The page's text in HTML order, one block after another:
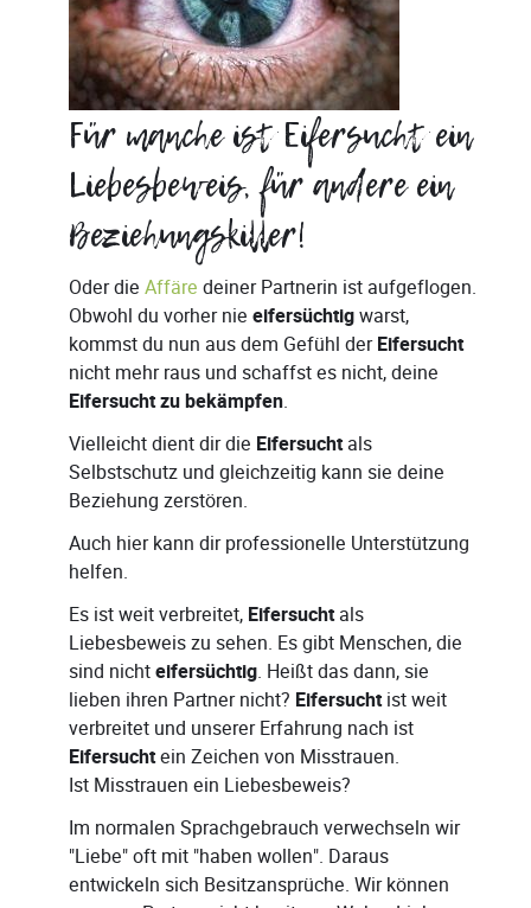
Für manche ist Eifersucht ein
Liebesbeweis, für andere ein
Beziehungskiller!
Oder die Affäre deiner Partnerin ist aufgeflogen.
Obwohl du vorher nie eifersüchtigwarst,
kommst du nun aus dem Gefühl derEifersucht
nicht mehr raus und schaffst es nicht, deine
Eifersucht zu bekämpfen.
Vielleicht dient dir die Eifersuchtals
Selbstschutz und gleichzeitig kann sie deine
Beziehung zerstören.
Auch hier kann dir professionelle Unterstützung
helfen.
Es ist weit verbreitet, Eifersuchtals
Liebesbeweis zu sehen. Es gibt Menschen, die
sind nichteifersüchtig. Heißt das dann, sie
lieben ihren Partner nicht? Eifersuchtist weit
verbreitet und unserer Erfahrung nach ist
Eifersuchtein Zeichen von Misstrauen.
Ist Misstrauen ein Liebesbeweis?
Im normalen Sprachgebrauch verwechseln wir
"Liebe" oft mit "haben wollen". Daraus
entwickeln sich Besitzansprüche. Wir können